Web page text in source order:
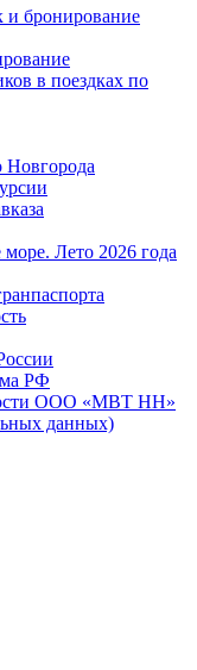
и бронирование
в поездках по
Лето 2026 года
РФ
ООО «МВТ НН»
данных)